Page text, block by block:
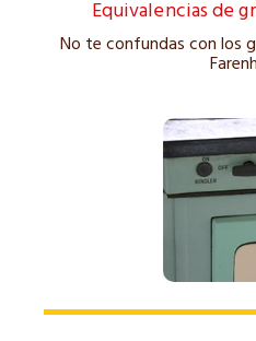
Equivalencias de
No te confundas con los